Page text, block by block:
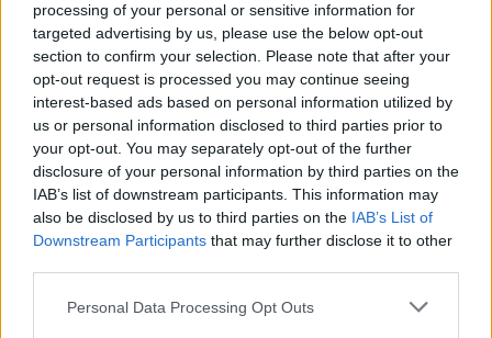
processing of your personal or sensitive information for
targeted advertising by us, please use the below opt-out
section to confirm your selection. Please note that after your
opt-out request is processed you may continue seeing
interest-based ads based on personal information utilized by
us or personal information disclosed to third parties prior to
your opt-out. You may separately opt-out of the further
disclosure of your personal information by third parties on the
IAB’s list of downstream participants. This information may
also be disclosed by us to third parties on the IAB’s List of
Downstream Participants that may further disclose it to other
Personal Data Processing Opt Outs
vei mukanaan myös siiman ja
vieheen